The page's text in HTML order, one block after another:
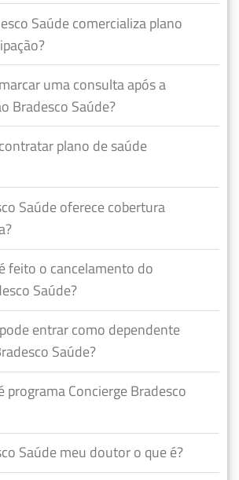
Saúde comercializa plano
uma consulta após a
Bradesco Saúde?
plano de saúde
Saúde oferece cobertura
feito o cancelamento do
Saúde?
entrar como dependente
Saúde?
programa Concierge Bradesco
Saúde meu doutor o que é?